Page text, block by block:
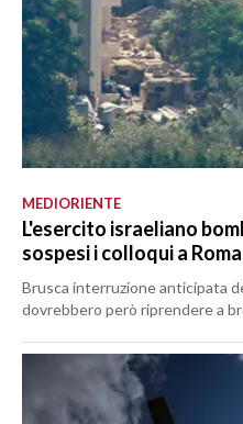
MEDIORIENTE
L'esercito israeliano
sospesi i colloqui a Roma
Brusca interruzione anticipata
dovrebbero però riprendere a